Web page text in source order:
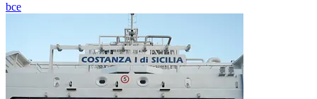
bce